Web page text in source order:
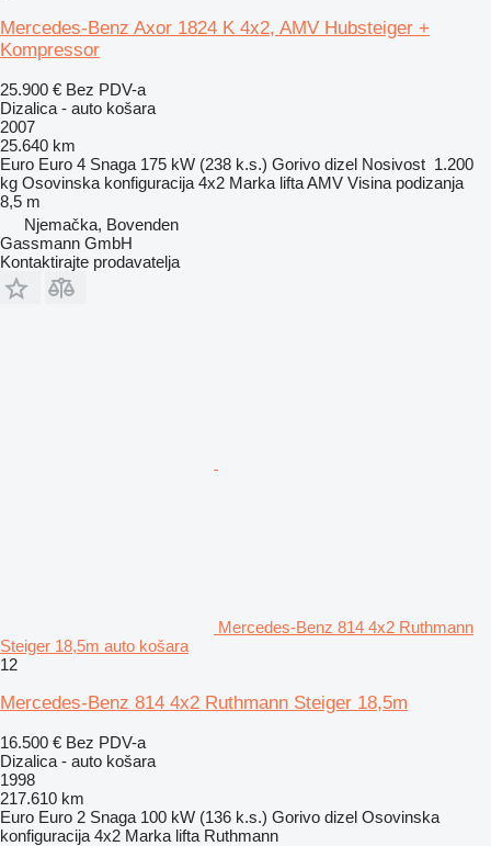
Mercedes-Benz Axor 1824 K 4x2, AMV Hubsteiger +
Kompressor
25.900 € Bez PDV-a
Dizalica - auto košara
2007
25.640 km
Euro Euro 4 Snaga 175 kW (238 k.s.) Gorivo dizel Nosivost 1.200
kg Osovinska konfiguracija 4x2 Marka liftaAMV Visina podizanja
8,5 m
Njemačka, Bovenden
Gassmann GmbH
Kontaktirajte prodavatelja
Mercedes-Benz 814 4x2 Ruthmann
Steiger 18,5m auto košara
12
Mercedes-Benz 814 4x2 Ruthmann Steiger 18,5m
16.500 € Bez PDV-a
Dizalica - auto košara
1998
217.610 km
Euro Euro 2 Snaga 100 kW (136 k.s.) Gorivo dizel Osovinska
konfiguracija 4x2 Marka lifta Ruthmann